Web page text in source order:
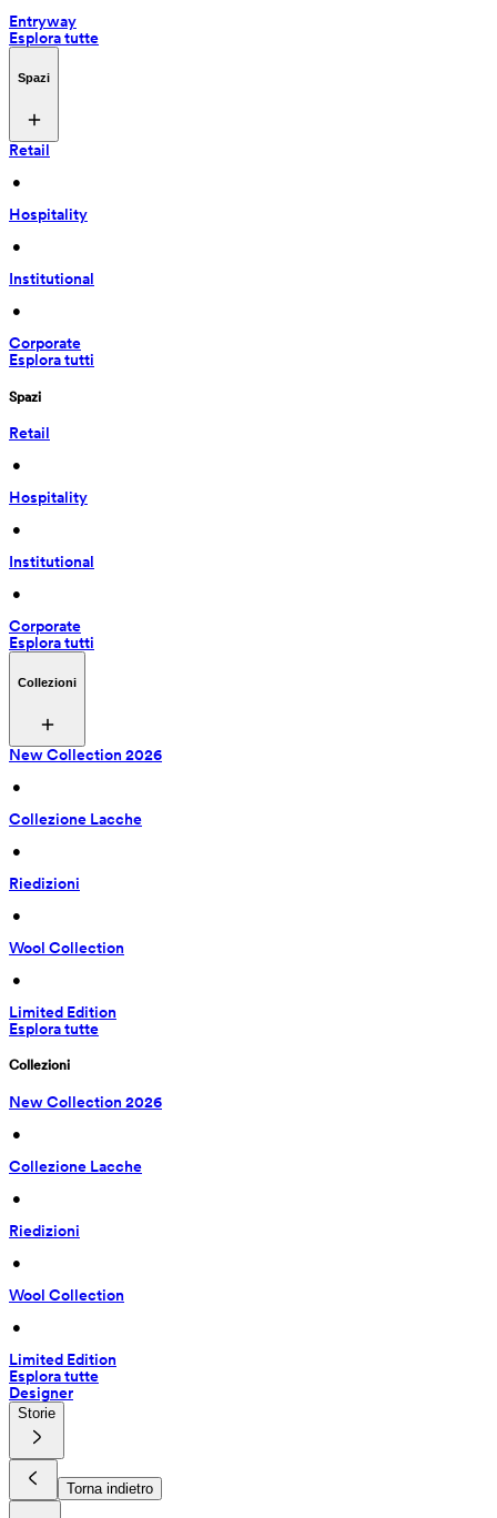
Entryway
Esplora tutte
Spazi
Retail
•
Hospitality
•
Institutional
•
Corporate
Esplora tutti
Spazi
Retail
•
Hospitality
•
Institutional
•
Corporate
Esplora tutti
Collezioni
New Collection 2026
•
Collezione Lacche
•
Riedizioni
•
Wool Collection
•
Limited Edition
Esplora tutte
Collezioni
New Collection 2026
•
Collezione Lacche
•
Riedizioni
•
Wool Collection
•
Limited Edition
Esplora tutte
Designer
Storie
Torna indietro